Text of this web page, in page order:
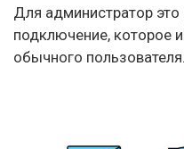
Для администратор
подключение, которое
обычного пользователя.